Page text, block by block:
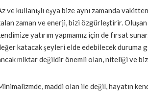
ve kullanışlı eşya bize aynı zamanda
zaman ve enerji, bizi özgürleştirir.
yatırım yapmamız için de fırsat
katacak şeyleri elde edebilecek duruma
miktar değildir önemli olan, niteliği ve
maddi olan ile değil, hayatın